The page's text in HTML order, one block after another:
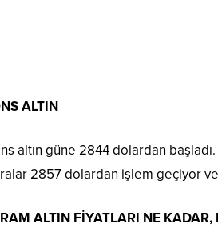
ALTIN
altın güne 2844 dolardan
2857 dolardan işlem geçiyor
ALTIN FİYATLARI NE KADAR,